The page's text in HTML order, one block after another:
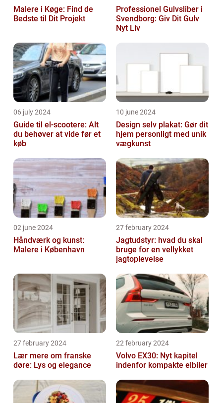
Malere i Køge: Find de
Bedste til Dit Projekt
Professionel Gulvsliber i
Svendborg: Giv Dit Gulv
Nyt Liv
06 july 2024
Guide til el-scootere: Alt
du behøver at vide før et
køb
10 june 2024
Design selv plakat: Gør dit
hjem personligt med unik
vægkunst
02 june 2024
Håndværk og kunst:
Malere i København
27 february 2024
Jagtudstyr: hvad du skal
bruge for en vellykket
jagtoplevelse
27 february 2024
Lær mere om franske
døre: Lys og elegance
22 february 2024
Volvo EX30: Nyt kapitel
indenfor kompakte elbiler